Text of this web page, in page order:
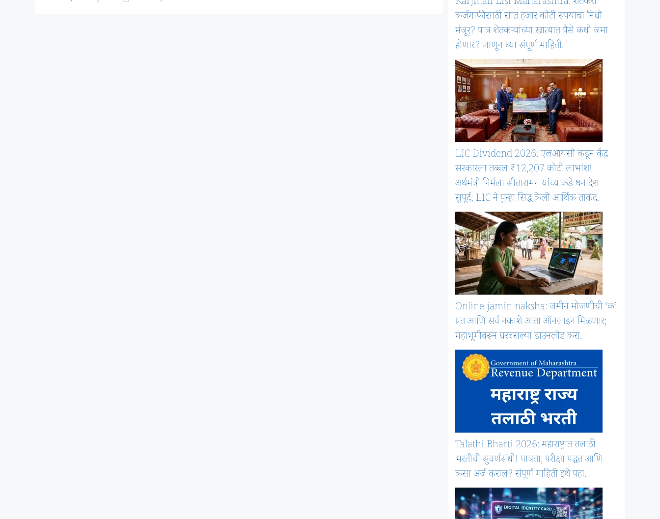
कर्जमाफीसाठी सात हजार कोटी रुपयांचा निधी
मंजूर? पात्र शेतकऱ्यांच्या खात्यात पैसे कधी जमा
होणार? जाणून घ्या संपूर्ण माहिती.
LIC Dividend 2026: एलआयसी कडून केंद्र
सरकारला तब्बल ₹12,207 कोटी लाभांश!
अर्थमंत्री निर्मला सीतारामन यांच्याकडे धनादेश
सुपूर्द; LIC ने पुन्हा सिद्ध केली आर्थिक ताकद.
Online jamin naksha: जमीन मोजणीची ‘क’
प्रत आणि सर्व नकाशे आता ऑनलाइन मिळणार;
महाभूमीवरून घरबसल्या डाउनलोड करा.
Talathi Bharti 2026: महाराष्ट्रात तलाठी
भरतीची सुवर्णसंधी! पात्रता, परीक्षा पद्धत आणि
कसा अर्ज कराल? संपूर्ण माहिती इथे पहा.